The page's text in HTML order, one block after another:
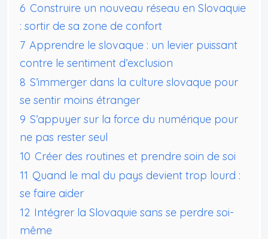
6 Construire un nouveau réseau en Slovaquie
: sortir de sa zone de confort
7 Apprendre le slovaque : un levier puissant
contre le sentiment d’exclusion
8 S’immerger dans la culture slovaque pour
se sentir moins étranger
9 S’appuyer sur la force du numérique pour
ne pas rester seul
10 Créer des routines et prendre soin de soi
11 Quand le mal du pays devient trop lourd :
se faire aider
12 Intégrer la Slovaquie sans se perdre soi-
même